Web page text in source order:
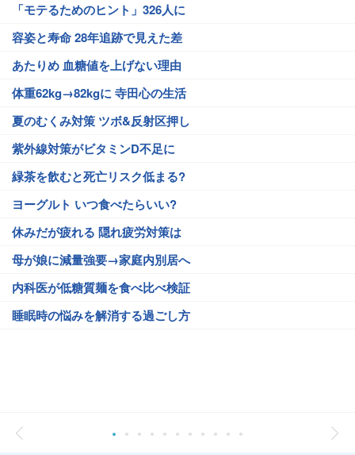
「モテるためのヒント」326人に
容姿と寿命 28年追跡で見えた差
あたりめ 血糖値を上げない理由
体重62kg→82kgに 寺田心の生活
夏のむくみ対策 ツボ&反射区押し
紫外線対策がビタミンD不足に
緑茶を飲むと死亡リスク低まる?
ヨーグルト いつ食べたらいい?
休みだが疲れる 隠れ疲労対策は
母が娘に減量強要→家庭内別居へ
内科医が低糖質麺を食べ比べ検証
睡眠時の悩みを解消する過ごし方